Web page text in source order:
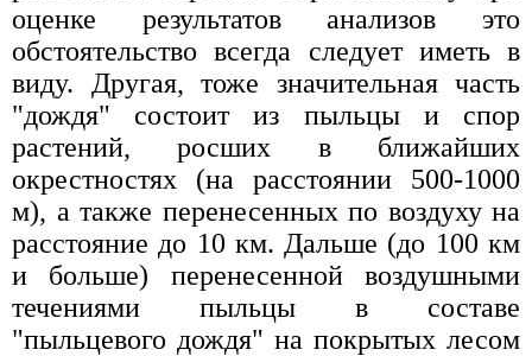
оценке результатов анализов это
обстоятельство всегда следует иметь в
виду. Другая, тоже значительная часть
"дождя" состоит из пыльцы и спор
растений, росших в ближайших
окрестностях (на расстоянии 500-1000
м), а также перенесенных по воздуху на
расстояние до 10 км. Дальше (до 100 км
и больше) перенесенной воздушными
течениями пыльцы в составе
"пыльцевого дождя" на покрытых лесом